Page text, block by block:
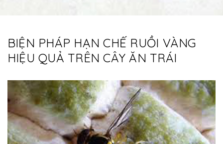
BIỆN PHÁP HẠN CHẾ RUỒI VÀNG
HIỆU QUẢ TRÊN CÂY ĂN TRÁI